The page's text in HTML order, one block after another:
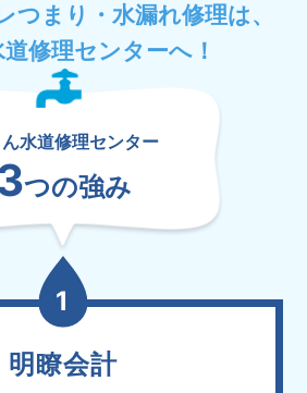
つまり・水漏れ修理は、
修理センターへ！
水道修理センター
つの強み
1
明瞭会計